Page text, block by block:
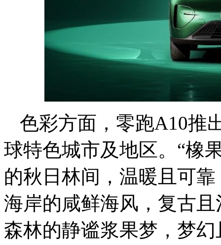
色彩方面，零跑A10推
球特色城市及地区。“橡
的秋日林间，温暖且可
海岸的咸鲜海风，复古
森林的静谧浆果梦，梦